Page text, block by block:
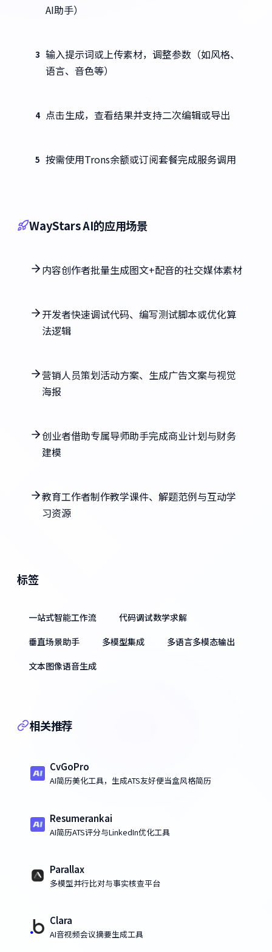
AI助手）
3 输入提示词或上传素材，调整参数（如风格、
语言、音色等）
4 点击生成，查看结果并支持二次编辑或导出
5 按需使用Trons余额或订阅套餐完成服务调用
WayStars AI的应用场景
内容创作者批量生成图文+配音的社交媒体素材
开发者快速调试代码、编写测试脚本或优化算
法逻辑
营销人员策划活动方案、生成广告文案与视觉
海报
创业者借助专属导师助手完成商业计划与财务
建模
教育工作者制作教学课件、解题范例与互动学
习资源
标签
一站式智能工作流
代码调试数学求解
垂直场景助手
多模型集成
多语言多模态输出
文本图像语音生成
相关推荐
CvGoPro
AI简历美化工具，生成ATS友好便当盒风格简历
Resumerankai
AI简历ATS评分与LinkedIn优化工具
Parallax
多模型并行比对与事实核查平台
Clara
AI音视频会议摘要生成工具